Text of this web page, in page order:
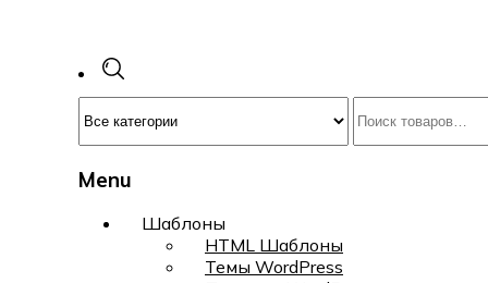
Menu
Skip
Шаблоны
HTML Шаблоны
Темы WordPress